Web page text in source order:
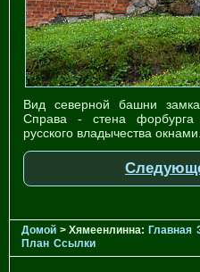
Вид северной башни
Справа - стена
русского владычества окнами.
Домой > Хямеенлинна: Главная
План Ссылки